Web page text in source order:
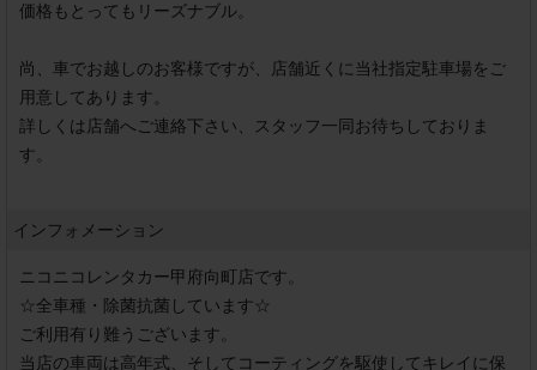
価格もとってもリーズナブル。
尚、車でお越しのお客様ですが、店舗近くに当社指定駐車場をご
用意してあります。
詳しくは店舗へご連絡下さい、スタッフ一同お待ちしておりま
す。
インフォメーション
ニコニコレンタカー甲府向町店です。
☆全車種・除菌抗菌しています☆
ご利用有り難うございます。
当店の車両は高年式、そしてコーティングを駆使してキレイに保